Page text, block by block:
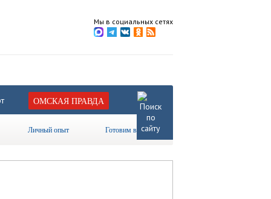
Мы в социальных сетях
ОМСКАЯ ПРАВДА
Личный опыт Готовим вместе